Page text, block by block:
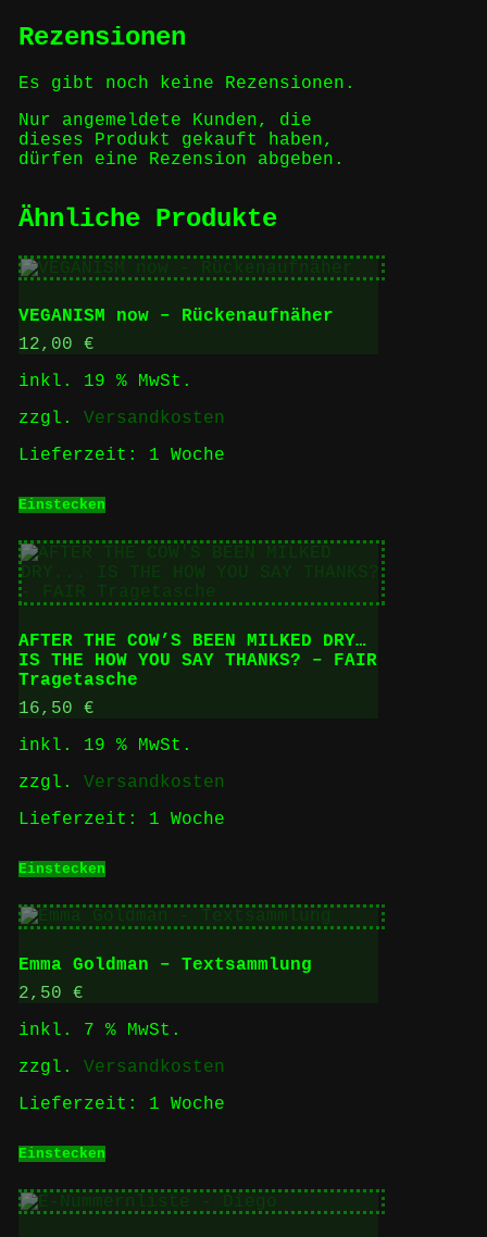
Rezensionen
Es gibt noch keine Rezensionen.
Nur angemeldete Kunden, die
dieses Produkt gekauft haben,
dürfen eine Rezension abgeben.
Ähnliche Produkte
VEGANISM now – Rückenaufnäher
12,00 €
inkl. 19 % MwSt.
zzgl. Versandkosten
Lieferzeit: 1 Woche
Einstecken
AFTER THE COW’S BEEN MILKED DRY…
IS THE HOW YOU SAY THANKS? – FAIR
Tragetasche
16,50 €
inkl. 19 % MwSt.
zzgl. Versandkosten
Lieferzeit: 1 Woche
Einstecken
Emma Goldman – Textsammlung
2,50 €
inkl. 7 % MwSt.
zzgl. Versandkosten
Lieferzeit: 1 Woche
Einstecken